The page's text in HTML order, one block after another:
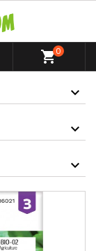
shopping_cart0